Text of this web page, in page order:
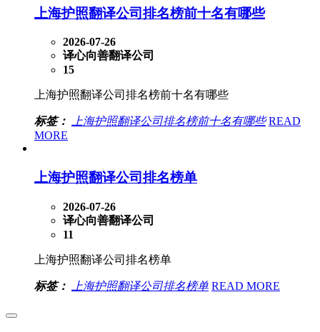
上海护照翻译公司排名榜前十名有哪些
2026-07-26
译心向善翻译公司
15
上海护照翻译公司排名榜前十名有哪些
标签： 上海护照翻译公司排名榜前十名有哪些 READ
MORE
上海护照翻译公司排名榜单
2026-07-26
译心向善翻译公司
11
上海护照翻译公司排名榜单
标签： 上海护照翻译公司排名榜单 READ MORE